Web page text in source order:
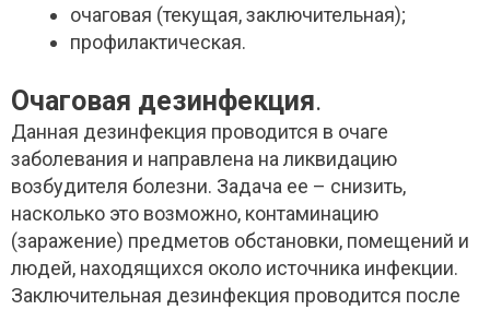
очаговая (текущая, заключительная);
профилактическая.
Очаговая дезинфекция.
Данная дезинфекция проводится в очаге
заболевания и направлена на ликвидацию
возбудителя болезни. Задача ее – снизить,
насколько это возможно, контаминацию
(заражение) предметов обстановки, помещений и
людей, находящихся около источника инфекции.
Заключительная дезинфекция проводится после